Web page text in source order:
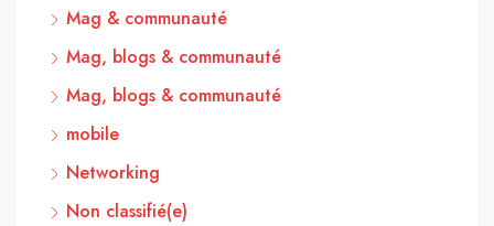
Mag & communauté
Mag, blogs & communauté
Mag, blogs & communauté
mobile
Networking
Non classifié(e)